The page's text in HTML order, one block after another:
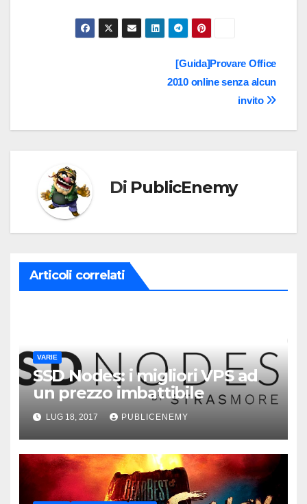
[Guida]Provare Office
2010 online senza alcun
invito
Di PublicEnemy
Articoli correlati
VARIE
SSD Nodes: i migliori VPS ad
un prezzo imbattibile
LUG 18, 2017 PUBLICENEMY